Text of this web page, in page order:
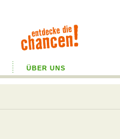
ÜBER UNS